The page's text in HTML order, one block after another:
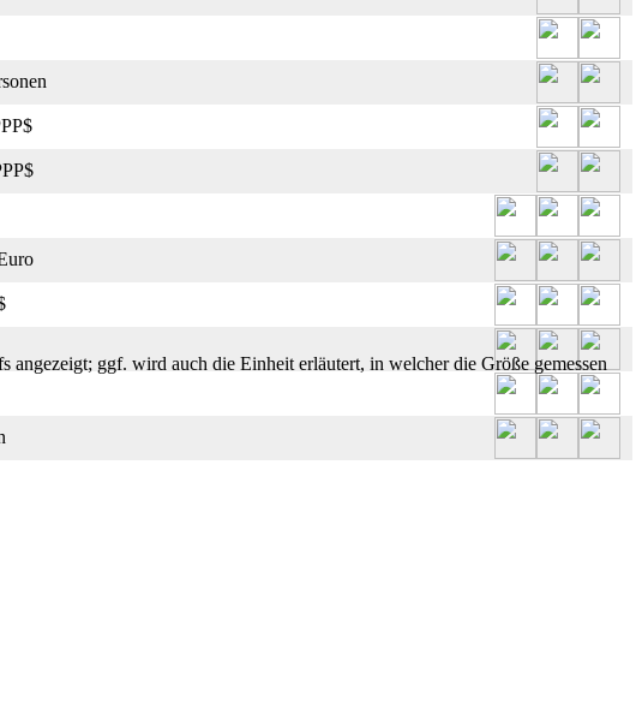
ggf. wird auch die Einheit erläutert, in welcher die Größe gemessen